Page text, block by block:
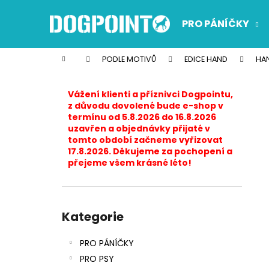
PRO PÁNÍČKY
Domů PODLE MOTIVŮ EDICE HAND
Vážení klienti a příznivci Dogpointu,
z důvodu dovolené bude e-shop v
termínu od 5.8.2026 do 16.8.2026
uzavřen a objednávky přijaté v
tomto období začneme vyřizovat
17.8.2026. Děkujeme za pochopení a
přejeme všem krásné léto!
kategorie
Kategorie
PRO PÁNÍČKY
PRO PSY
í
Zpět
do
Zpět
do